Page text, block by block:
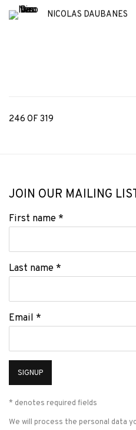
NICOLAS DAUBANES
246 OF 319
JOIN OUR MAILING
First name *
Last name *
Email *
SIGNUP
* denotes required fields
We will process the personal data